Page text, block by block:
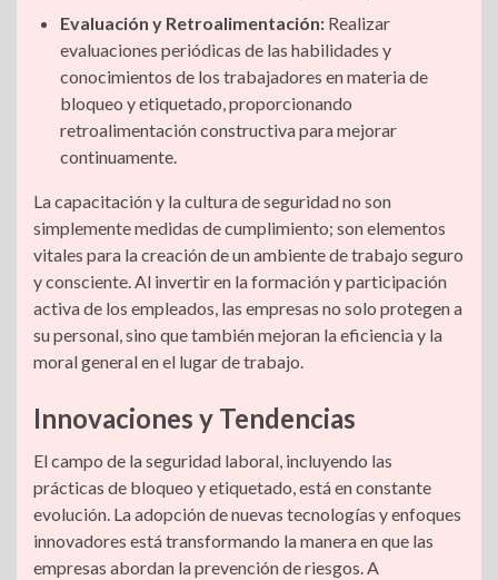
Evaluación y Retroalimentación: Realizar
evaluaciones periódicas de las habilidades y
conocimientos de los trabajadores en materia de
bloqueo y etiquetado, proporcionando
retroalimentación constructiva para mejorar
continuamente.
La capacitación y la cultura de seguridad no son
simplemente medidas de cumplimiento; son elementos
vitales para la creación de un ambiente de trabajo seguro
y consciente. Al invertir en la formación y participación
activa de los empleados, las empresas no solo protegen a
su personal, sino que también mejoran la eficiencia y la
moral general en el lugar de trabajo.
Innovaciones y Tendencias
El campo de la seguridad laboral, incluyendo las
prácticas de bloqueo y etiquetado, está en constante
evolución. La adopción de nuevas tecnologías y enfoques
innovadores está transformando la manera en que las
empresas abordan la prevención de riesgos. A